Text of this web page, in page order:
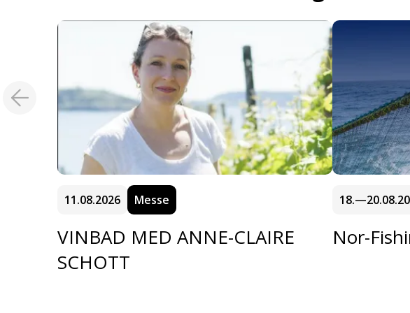
11.08.2026 Messe
VINBAD MED ANNE-CLAIRE
SCHOTT
Nor-